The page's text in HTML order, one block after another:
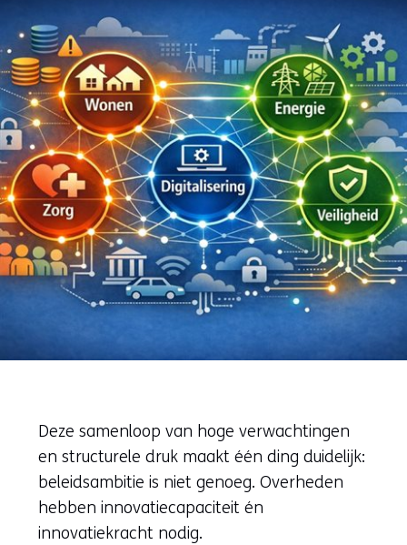
Deze samenloop van hoge verwachtingen
en structurele druk maakt één ding duidelijk:
beleidsambitie is niet genoeg. Overheden
hebben innovatiecapaciteit én
innovatiekracht nodig.